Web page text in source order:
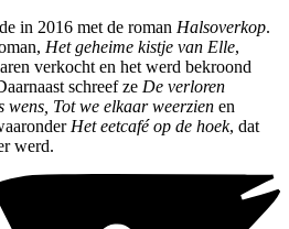
in 2016 met de roman Halsoverkop.
Het geheime kistje van Elle,
verkocht en het werd bekroond
schreef ze De verloren
wens, Tot we elkaar weerzien en
Het eetcafé op de hoek, dat
werd.